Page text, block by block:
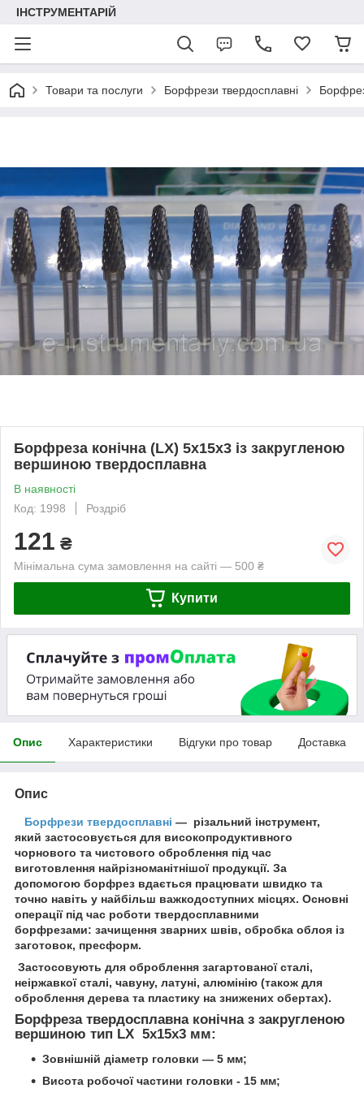
ІНСТРУМЕНТАРІЙ
Товари та послуги Борфрези твердосплавні
Борфреза конічна (LX) 5х15х3 із закругленою
вершиною твердосплавна
В наявності
Код: 1998
Роздріб
121 ₴
Мінімальна сума замовлення на сайті — 500 ₴
Купити
Опис Характеристики Відгуки про товар Доставка
Опис
Борфрези твердосплавні — різальний інструмент,
який застосовується для високопродуктивного
чорнового та чистового оброблення під час
виготовлення найрізноманітнішої продукції. За
допомогою борфрез вдається працювати швидко та
точно навіть у найбільш важкодоступних місцях. Основні
операції під час роботи твердосплавними
борфрезами: зачищення зварних швів, обробка облоя із
заготовок, пресформ.
Застосовують для оброблення загартованої сталі,
неіржавкої сталі, чавуну, латуні, алюмінію (також для
оброблення дерева та пластику на знижених обертах).
Борфреза твердосплавна конічна з закругленою
вершиною тип LX 5х15х3 мм:
Зовнішній діаметр головки — 5 мм;
Висота робочої частини головки - 15 мм;